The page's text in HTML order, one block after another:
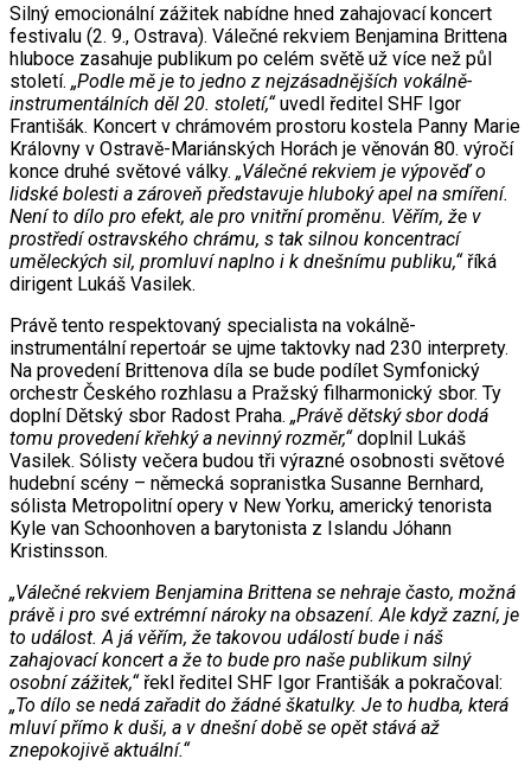
Silný emocionální zážitek nabídne hned zahajovací koncert
festivalu (2. 9., Ostrava). Válečné rekviem Benjamina Brittena
hluboce zasahuje publikum po celém světě už více než půl
století. „Podle mě je to jedno z nejzásadnějších vokálně-
instrumentálních děl 20. století,“uvedl ředitel SHF Igor
Františák. Koncert v chrámovém prostoru kostela Panny Marie
Královny v Ostravě-Mariánských Horách je věnován 80. výročí
konce druhé světové války. „Válečné rekviem je výpověď o
lidské bolesti a zároveň představuje hluboký apel na smíření.
Není to dílo pro efekt, ale pro vnitřní proměnu. Věřím, že v
prostředí ostravského chrámu, s tak silnou koncentrací
uměleckých sil, promluví naplno i k dnešnímu publiku,“ říká
dirigent Lukáš Vasilek.
Právě tento respektovaný specialista na vokálně-
instrumentální repertoár se ujme taktovky nad 230 interprety.
Na provedení Brittenova díla se bude podílet Symfonický
orchestr Českého rozhlasu a Pražský filharmonický sbor. Ty
doplní Dětský sbor Radost Praha. „Právě dětský sbor dodá
tomu provedení křehký a nevinný rozměr,“doplnil Lukáš
Vasilek. Sólisty večera budou tři výrazné osobnosti světové
hudební scény – německá sopranistka Susanne Bernhard,
sólista Metropolitní opery v New Yorku, americký tenorista
Kyle van Schoonhoven a barytonista z Islandu Jóhann
Kristinsson.
„Válečné rekviem Benjamina Brittena se nehraje často, možná
právě i pro své extrémní nároky na obsazení. Ale když zazní, je
to událost. A já věřím, že takovou událostí bude i náš
zahajovací koncert a že to bude pro naše publikum silný
osobní zážitek,“ řekl ředitel SHF Igor Františák a pokračoval:
„To dílo se nedá zařadit do žádné škatulky. Je to hudba, která
mluví přímo k duši, a v dnešní době se opět stává až
znepokojivě aktuální.“